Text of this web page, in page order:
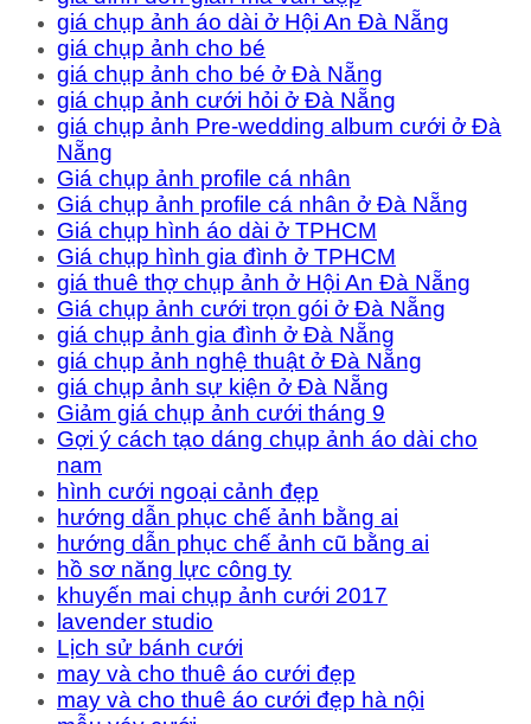
giá chụp ảnh áo dài ở Hội An Đà Nẵng
giá chụp ảnh cho bé
giá chụp ảnh cho bé ở Đà Nẵng
giá chụp ảnh cưới hỏi ở Đà Nẵng
giá chụp ảnh Pre-wedding album cưới ở Đà
Nẵng
Giá chụp ảnh profile cá nhân
Giá chụp ảnh profile cá nhân ở Đà Nẵng
Giá chụp hình áo dài ở TPHCM
Giá chụp hình gia đình ở TPHCM
giá thuê thợ chụp ảnh ở Hội An Đà Nẵng
Giá chụp ảnh cưới trọn gói ở Đà Nẵng
giá chụp ảnh gia đình ở Đà Nẵng
giá chụp ảnh nghệ thuật ở Đà Nẵng
giá chụp ảnh sự kiện ở Đà Nẵng
Giảm giá chụp ảnh cưới tháng 9
Gợi ý cách tạo dáng chụp ảnh áo dài cho
nam
hình cưới ngoại cảnh đẹp
hướng dẫn phục chế ảnh bằng ai
hướng dẫn phục chế ảnh cũ bằng ai
hồ sơ năng lực công ty
khuyến mai chụp ảnh cưới 2017
lavender studio
Lịch sử bánh cưới
may và cho thuê áo cưới đẹp
may và cho thuê áo cưới đẹp hà nội